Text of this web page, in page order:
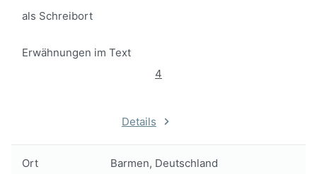
als Schreibort
Erwähnungen im Text
4
Details
Ort Barmen, Deutschland